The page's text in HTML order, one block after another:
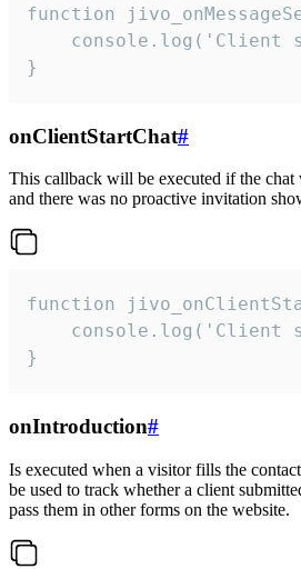
function
console.log('Client
}
onClientStartChat#
This callback will be executed if the chat
and there was no proactive invitation
function
console.log('Client
}
onIntroduction#
Is executed when a visitor fills the
be used to track whether a client
pass them in other forms on the website.